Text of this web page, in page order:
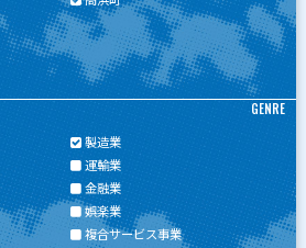
GENRE
製造業
運輸業
金融業
娯楽業
複合サービス事業